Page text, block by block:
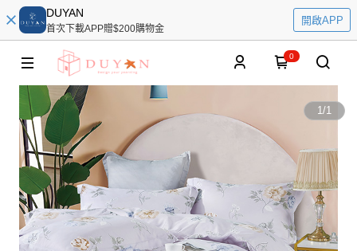
DUYAN
首次下載APP贈$200購物金
開啟APP
0
1/1